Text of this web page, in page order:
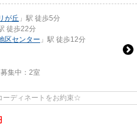
が丘 」駅 徒歩5分
徒歩22分
区センター 」駅 徒歩12分
集中： 2室
ーディネートをお約束☆